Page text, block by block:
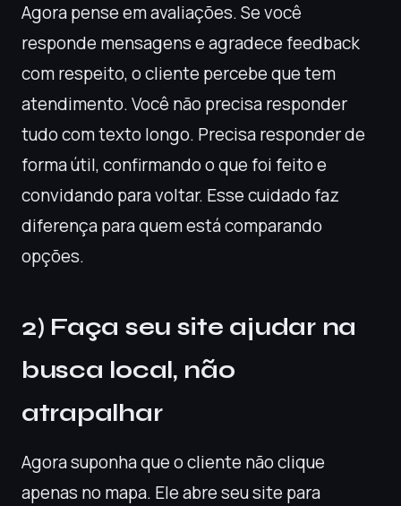
Agora pense em avaliações. Se você
responde mensagens e agradece feedback
com respeito, o cliente percebe que tem
atendimento. Você não precisa responder
tudo com texto longo. Precisa responder de
forma útil, confirmando o que foi feito e
convidando para voltar. Esse cuidado faz
diferença para quem está comparando
opções.
2) Faça seu site ajudar na
busca local, não
atrapalhar
Agora suponha que o cliente não clique
apenas no mapa. Ele abre seu site para